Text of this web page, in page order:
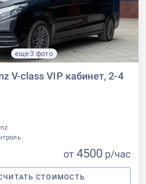
еще 3 фото
V-class VIP кабинет, 2-4
от 4500 р/час
СТОИМОСТЬ